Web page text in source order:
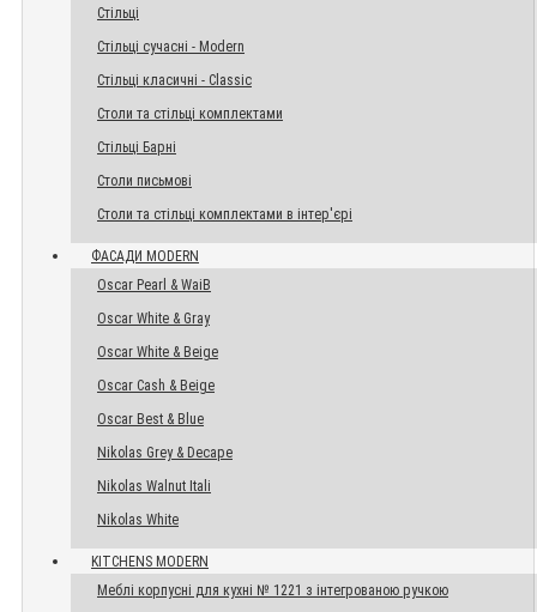
Стільці
Стільці сучасні - Modern
Стільці класичні - Classic
Столи та стільці комплектами
Стільці Барні
Столи письмові
Столи та стільці комплектами в інтер'єрі
ФАСАДИ MODERN
Oscar Pearl & WaiB
Oscar White & Gray
Oscar White & Beige
Oscar Cash & Beige
Oscar Best & Blue
Nikolas Grey & Decape
Nikolas Walnut Itali
Nikolas White
KITCHENS MODERN
Меблі корпусні для кухні № 1221 з інтегрованою ручкою